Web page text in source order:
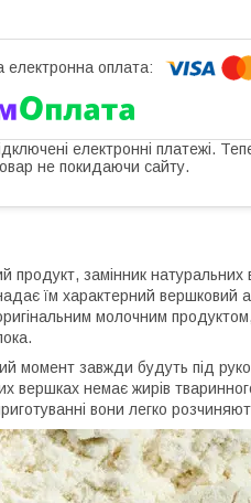
електронні платежі.
не покидаючи сайту.
продукт, замінник натуральних
їм характерний вершковий
молочним
момент завжди будуть під
вершках немає жирів
вони легко